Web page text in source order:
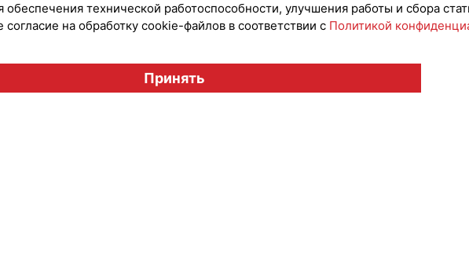
лицензионного рынка", licensingrussia.ru, 2009-2026 12+
технической работоспособности, улучшения работы и сбора
на обработку cookie-файлов в соответствии с Политикой
Принять